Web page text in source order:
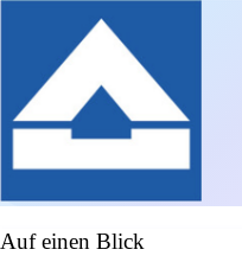
Auf einen Blick